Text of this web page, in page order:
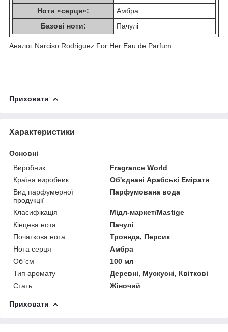
Ноти «серця»:
Амбра
Базові ноти:
Пачулі
Аналог Narciso Rodriguez For Her Eau de Parfum
Приховати
Характеристики
Основні
Виробник
Fragrance World
Країна виробник
Об'єднані Арабські Емірати
Вид парфумерної
продукції
Парфумована вода
Класифікація
Мідл-маркет/Mastige
Кінцева нота
Пачулі
Початкова нота
Троянда, Персик
Нота серця
Амбра
Об`єм
100 мл
Тип аромату
Деревні, Мускусні, Квіткові
Стать
Жіночий
Приховати